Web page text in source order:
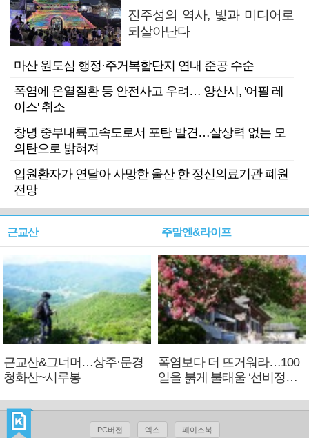
진주성의 역사, 빛과 미디어로
되살아난다
마산 원도심 행정·주거복합단지 연내 준공 수순
폭염에 온열질환 등 안전사고 우려… 양산시, '어필 레
이스' 취소
창녕 중부내륙고속도로서 포탄 발견…살상력 없는 모
의탄으로 밝혀져
입원환자가 연달아 사망한 울산 한 정신의료기관 폐원
전망
근교산
근교산&그너머…상주·문경
청화산~시루봉
주말엔&라이프
폭염보다 더 뜨거워라…100
일을 붉게 불태울 ‘선비정신’
PC버전 엑스 페이스북